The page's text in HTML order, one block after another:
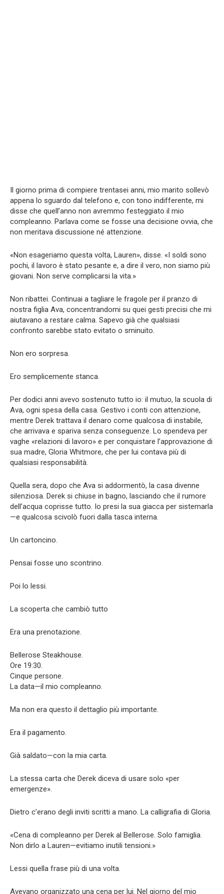
Il giorno prima di compiere trentasei anni, mio marito sollevò
appena lo sguardo dal telefono e, con tono indifferente, mi
disse che quell’anno non avremmo festeggiato il mio
compleanno. Parlava come se fosse una decisione ovvia, che
non meritava discussione né attenzione.
«Non esageriamo questa volta, Lauren», disse. «I soldi sono
pochi, il lavoro è stato pesante e, a dire il vero, non siamo più
giovani. Non serve complicarsi la vita.»
Non ribattei. Continuai a tagliare le fragole per il pranzo di
nostra figlia Ava, concentrandomi su quei gesti precisi che mi
aiutavano a restare calma. Sapevo già che qualsiasi
confronto sarebbe stato evitato o sminuito.
Non ero sorpresa.
Ero semplicemente stanca.
Per dodici anni avevo sostenuto tutto io: il mutuo, la scuola di
Ava, ogni spesa della casa. Gestivo i conti con attenzione,
mentre Derek trattava il denaro come qualcosa di instabile,
che arrivava e spariva senza conseguenze. Lo spendeva per
vaghe «relazioni di lavoro» e per conquistare l’approvazione di
sua madre, Gloria Whitmore, che per lui contava più di
qualsiasi responsabilità.
Quella sera, dopo che Ava si addormentò, la casa divenne
silenziosa. Derek si chiuse in bagno, lasciando che il rumore
dell’acqua coprisse tutto. Io presi la sua giacca per sistemarla
—e qualcosa scivolò fuori dalla tasca interna.
Un cartoncino.
Pensai fosse uno scontrino.
Poi lo lessi.
La scoperta che cambiò tutto
Era una prenotazione.
Bellerose Steakhouse.
Ore 19:30.
Cinque persone.
La data—il mio compleanno.
Ma non era questo il dettaglio più importante.
Era il pagamento.
Già saldato—con la mia carta.
La stessa carta che Derek diceva di usare solo «per
emergenze».
Dietro c’erano degli inviti scritti a mano. La calligrafia di Gloria.
«Cena di compleanno per Derek al Bellerose. Solo famiglia.
Non dirlo a Lauren—evitiamo inutili tensioni.»
Lessi quella frase più di una volta.
Avevano organizzato una cena per lui. Nel giorno del mio